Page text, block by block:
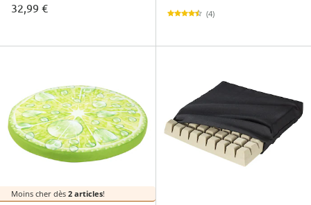
32,99 € (4)
Moins cher dès 2 articles!